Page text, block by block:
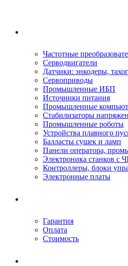
Частотные
Серводвигатели
Датчики: энкодеры,
Сервоприводы
Промышленные ИБП
Источники питания
Промышленные
Стабилизаторы
Промышленные роботы
Устройства плавного
Балласты сушек и ламп
Панели оператора,
Электроника станков с
Контроллеры, блоки
Электронные платы
Гарантия
Оплата
Стоимость